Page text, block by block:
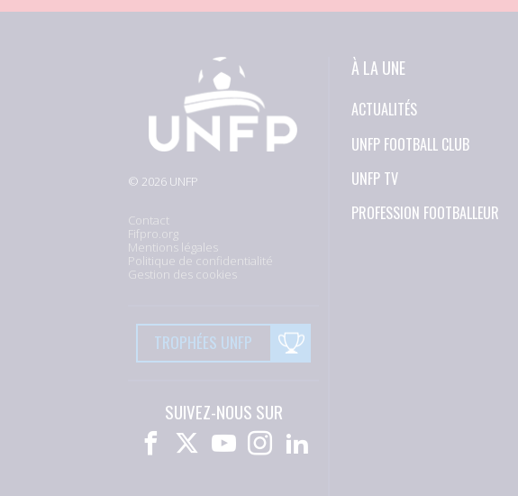
© 2026 UNFP
Contact
Fifpro.org
Mentions légales
Politique de confidentialité
Gestion des cookies
TROPHÉES UNFP
SUIVEZ-NOUS SUR
À LA UNE
ACTUALITÉS
UNFP FOOTBALL CLUB
UNFP TV
PROFESSION FOOTBALLEUR